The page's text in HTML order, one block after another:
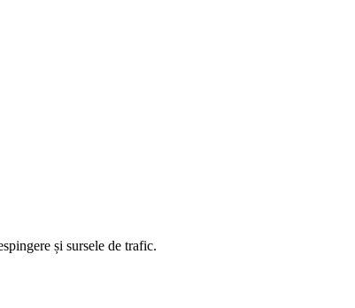
și sursele de trafic.